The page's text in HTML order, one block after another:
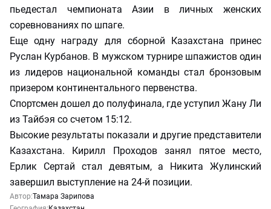
пьедестал чемпионата Азии в личных женских
соревнованиях по шпаге.
Еще одну награду для сборной Казахстана принес
Руслан Курбанов. В мужском турнире шпажистов один
из лидеров национальной команды стал бронзовым
призером континентального первенства.
Спортсмен дошел до полуфинала, где уступил Жану Ли
из Тайбэя со счетом 15:12.
Высокие результаты показали и другие представители
Казахстана. Кирилл Проходов занял пятое место,
Ерлик Сертай стал девятым, а Никита Жулинский
завершил выступление на 24-й позиции.
Автор:Тамара Зарипова